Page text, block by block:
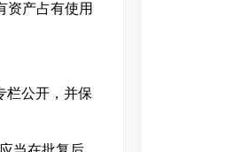
资产占有使用
栏公开，并保